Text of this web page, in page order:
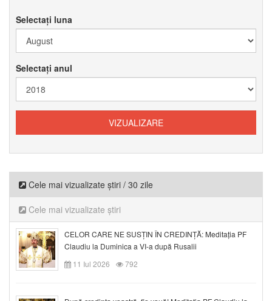
Selectați luna
Selectați anul
Cele mai vizualizate știri / 30 zile
Cele mai vizualizate știri
CELOR CARE NE SUSȚIN ÎN CREDINȚĂ: Meditația PF
Claudiu la Duminica a VI-a după Rusalii
11 Iul 2026
792